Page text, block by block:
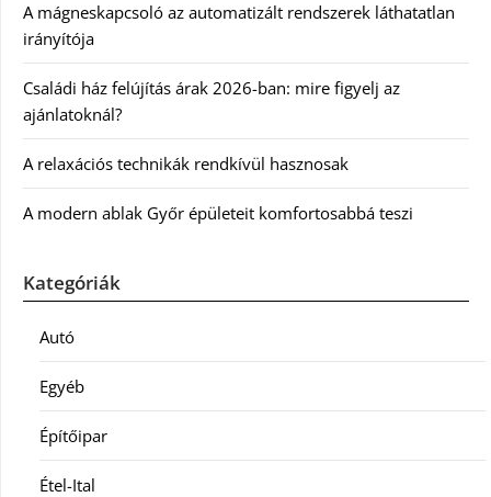
A mágneskapcsoló az automatizált rendszerek láthatatlan
irányítója
Családi ház felújítás árak 2026-ban: mire figyelj az
ajánlatoknál?
A relaxációs technikák rendkívül hasznosak
A modern ablak Győr épületeit komfortosabbá teszi
Kategóriák
Autó
Egyéb
Építőipar
Étel-Ital